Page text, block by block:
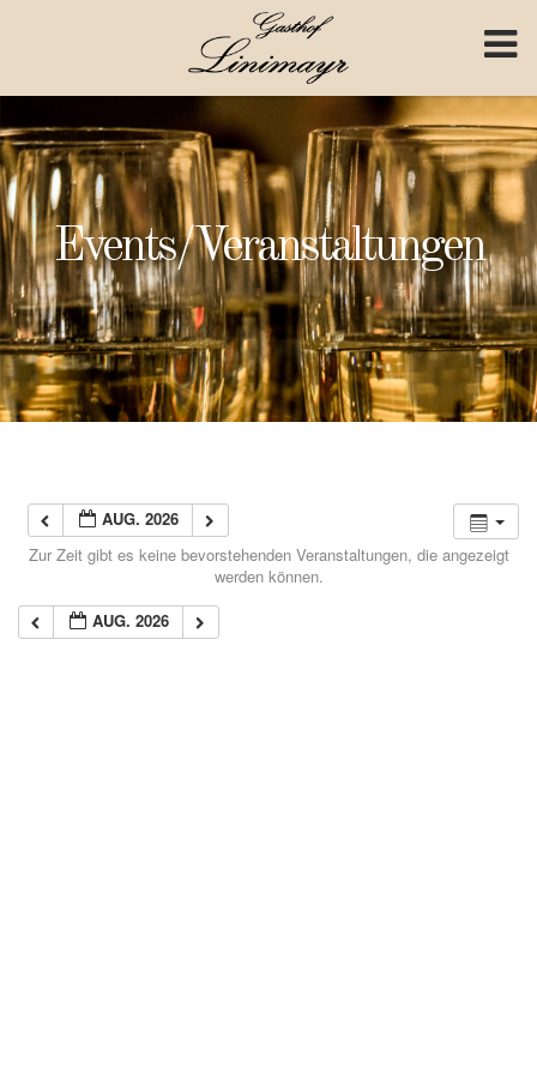
Events/Veranstaltungen
AUG. 2026
Zur Zeit gibt es keine bevorstehenden Veranstaltungen, die angezeigt
werden können.
AUG. 2026